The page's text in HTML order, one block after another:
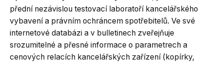
přední nezávislou testovací laboratoří kancelářského
vybavení a právním ochráncem spotřebitelů. Ve své
internetové databázi a v bulletinech zveřejňuje
srozumitelné a přesné informace o parametrech a
cenových relacích kancelářských zařízení (kopírky,